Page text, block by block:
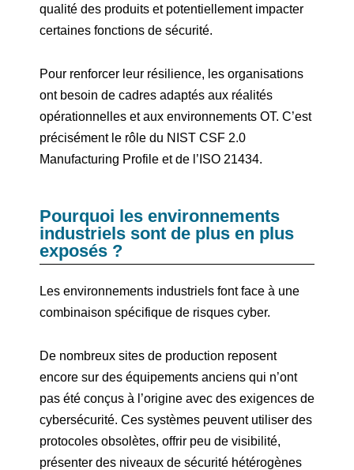
qualité des produits et potentiellement impacter
certaines fonctions de sécurité.
Pour renforcer leur résilience, les organisations
ont besoin de cadres adaptés aux réalités
opérationnelles et aux environnements OT. C’est
précisément le rôle du NIST CSF 2.0
Manufacturing Profile et de l’ISO 21434.
Pourquoi les environnements
industriels sont de plus en plus
exposés ?
Les environnements industriels font face à une
combinaison spécifique de risques cyber.
De nombreux sites de production reposent
encore sur des équipements anciens qui n’ont
pas été conçus à l’origine avec des exigences de
cybersécurité. Ces systèmes peuvent utiliser des
protocoles obsolètes, offrir peu de visibilité,
présenter des niveaux de sécurité hétérogènes